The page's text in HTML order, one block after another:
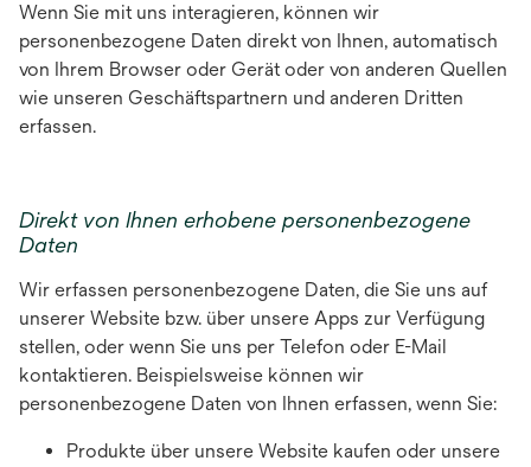
Wenn Sie mit uns interagieren, können wir
personenbezogene Daten direkt von Ihnen, automatisch
von Ihrem Browser oder Gerät oder von anderen Quellen
wie unseren Geschäftspartnern und anderen Dritten
erfassen.
Direkt von Ihnen erhobene personenbezogene
Daten
Wir erfassen personenbezogene Daten, die Sie uns auf
unserer Website bzw. über unsere Apps zur Verfügung
stellen, oder wenn Sie uns per Telefon oder E-Mail
kontaktieren. Beispielsweise können wir
personenbezogene Daten von Ihnen erfassen, wenn Sie:
Produkte über unsere Website kaufen oder unsere